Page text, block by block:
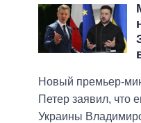
Новый премьер-
Петер заявил, что
Украины